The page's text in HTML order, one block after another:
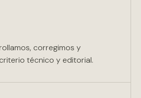
corregimos y
técnico y editorial.